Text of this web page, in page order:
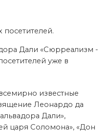
посетителей.
Дали «Сюрреализм -
уже в
известные
Леонардо да
Дали»,
царя Соломона», «Дон